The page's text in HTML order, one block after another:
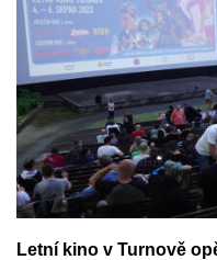
Letní kino v Turnově